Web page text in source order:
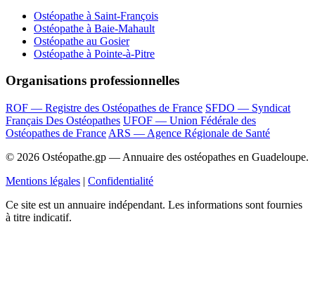
Ostéopathe à Saint-François
Ostéopathe à Baie-Mahault
Ostéopathe au Gosier
Ostéopathe à Pointe-à-Pitre
Organisations professionnelles
ROF — Registre des Ostéopathes de France SFDO — Syndicat
Français Des Ostéopathes UFOF — Union Fédérale des
Ostéopathes de France ARS — Agence Régionale de Santé
© 2026 Ostéopathe.gp — Annuaire des ostéopathes en Guadeloupe.
Mentions légales | Confidentialité
Ce site est un annuaire indépendant. Les informations sont fournies
à titre indicatif.